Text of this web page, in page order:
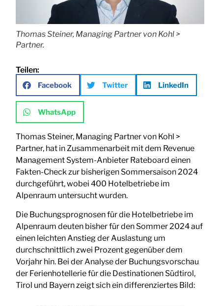
Thomas Steiner, Managing Partner von Kohl >
Partner.
Teilen:
Facebook Twitter LinkedIn
WhatsApp
Thomas Steiner, Managing Partner von Kohl >
Partner, hat in Zusammenarbeit mit dem Revenue
Management System-Anbieter Rateboard einen
Fakten-Check zur bisherigen Sommersaison 2024
durchgeführt, wobei 400 Hotelbetriebe im
Alpenraum untersucht wurden.
Die Buchungsprognosen für die Hotelbetriebe im
Alpenraum deuten bisher für den Sommer 2024 auf
einen leichten Anstieg der Auslastung um
durchschnittlich zwei Prozent gegenüber dem
Vorjahr hin. Bei der Analyse der Buchungsvorschau
der Ferienhotellerie für die Destinationen Südtirol,
Tirol und Bayern zeigt sich ein differenziertes Bild: